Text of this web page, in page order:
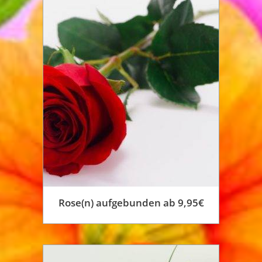
Rose(n) aufgebunden ab 9,95€
mehrere
Varianten
auf.
Die
Optionen
können
der